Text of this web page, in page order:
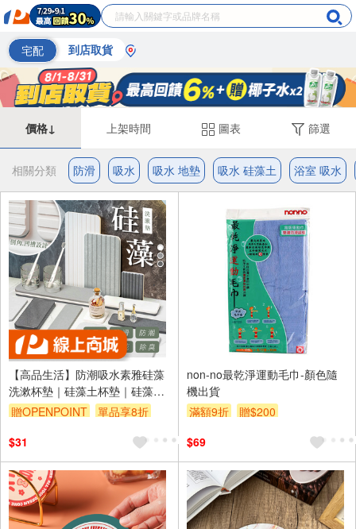
宅配 到店取貨
價格↓ 上架時間 圖表 篩選
相關分類 防滑 吸水 吸水 地墊 吸水 硅藻土 浴室 吸水
【高品生活】防潮吸水素雅硅藻
洗漱杯墊｜硅藻土杯墊｜硅藻土
洗漱墊｜硅藻土皂墊｜杯墊｜珪
贈OPENPOINT
單品享8折
$31
non-no最乾淨運動毛巾-顏色隨
機出貨
滿額9折
贈$200
$69